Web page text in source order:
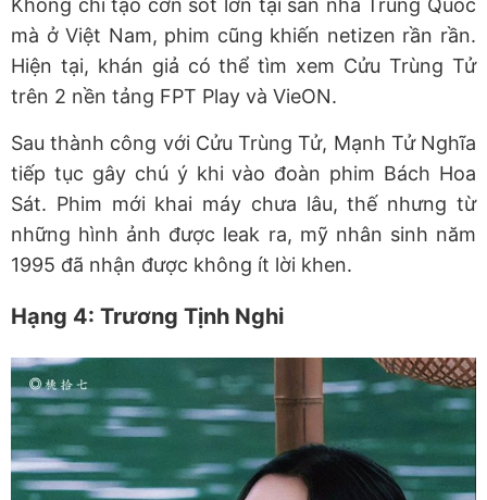
Không chỉ tạo cơn sốt lớn tại sân nhà Trung Quốc
mà ở Việt Nam, phim cũng khiến netizen rần rần.
Hiện tại, khán giả có thể tìm xem Cửu Trùng Tử
trên 2 nền tảng FPT Play và VieON.
Sau thành công với Cửu Trùng Tử, Mạnh Tử Nghĩa
tiếp tục gây chú ý khi vào đoàn phim Bách Hoa
Sát. Phim mới khai máy chưa lâu, thế nhưng từ
những hình ảnh được leak ra, mỹ nhân sinh năm
1995 đã nhận được không ít lời khen.
Hạng 4: Trương Tịnh Nghi